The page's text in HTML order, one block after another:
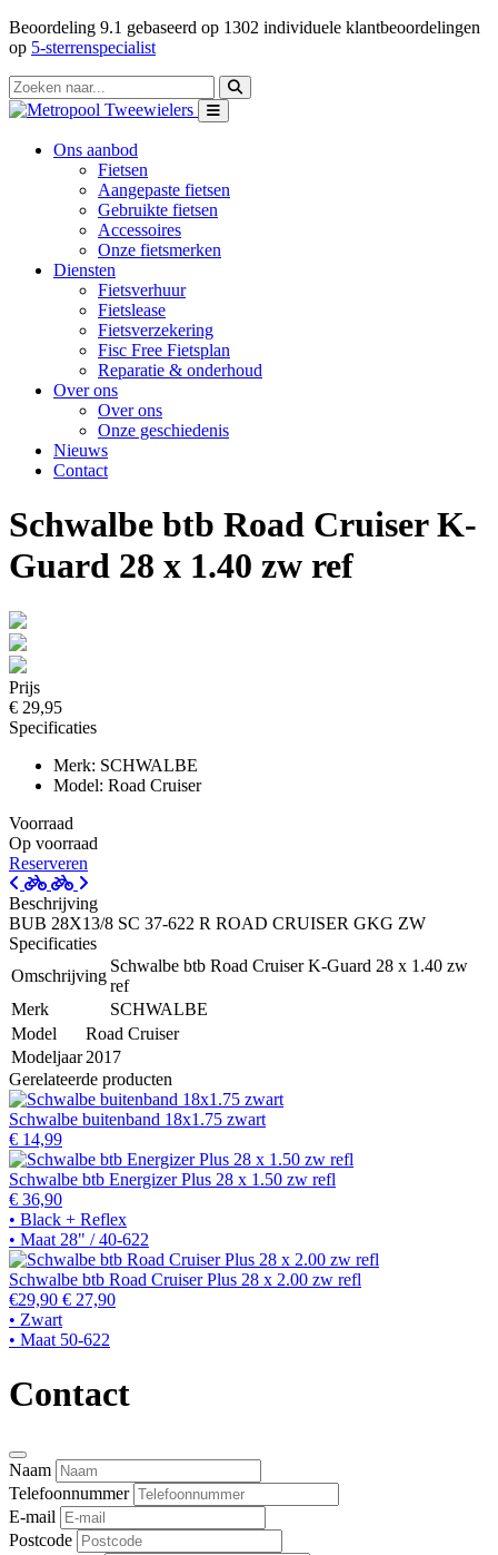
Beoordeling 9.1 gebaseerd op 1302 individuele klantbeoordelingen
op 5-sterrenspecialist
Ons aanbod
Fietsen
Aangepaste fietsen
Gebruikte fietsen
Accessoires
Onze fietsmerken
Diensten
Fietsverhuur
Fietslease
Fietsverzekering
Fisc Free Fietsplan
Reparatie & onderhoud
Over ons
Over ons
Onze geschiedenis
Nieuws
Contact
Schwalbe btb Road Cruiser K-
Guard 28 x 1.40 zw ref
Prijs
€ 29,95
Specificaties
Merk: SCHWALBE
Model: Road Cruiser
Voorraad
Op voorraad
Reserveren
Beschrijving
BUB 28X13/8 SC 37-622 R ROAD CRUISER GKG ZW
Specificaties
Omschrijving
Schwalbe btb Road Cruiser K-Guard 28 x 1.40 zw
ref
Merk
SCHWALBE
Model
Road Cruiser
Modeljaar 2017
Gerelateerde producten
Schwalbe buitenband 18x1.75 zwart
€ 14,99
Schwalbe btb Energizer Plus 28 x 1.50 zw refl
€ 36,90
• Black + Reflex
• Maat 28" / 40-622
Schwalbe btb Road Cruiser Plus 28 x 2.00 zw refl
€29,90 € 27,90
• Zwart
• Maat 50-622
Contact
Naam
Telefoonnummer
E-mail
Postcode